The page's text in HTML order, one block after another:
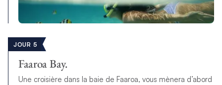
JOUR 5
Faaroa Bay.
Une croisière dans la baie de Faaroa, vous mènera d’abord